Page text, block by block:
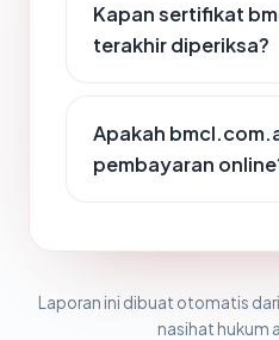
Kapan sertifikat
terakhir diperiksa?
Apakah
pembayaran
Laporan ini dibuat otomatis
nasihat hukum